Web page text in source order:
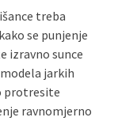
treba
se punjenje
izravno sunce
jarkih
protresite
ravnomjerno